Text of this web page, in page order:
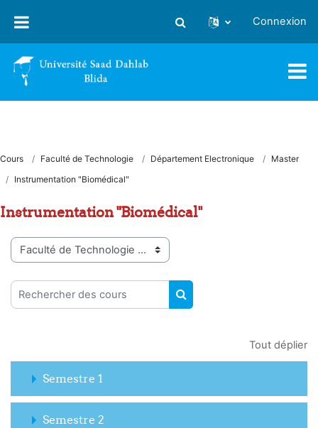
Activer/désactiver la saisie
Connexion
Cours Faculté de Technologie Département Electronique
Master
Instrumentation "Biomédical"
Instrumentation "Biomédical"
Catégories de cours
Rechercher des cours
RECHERCHER DES
Tout déplier
Semestre 1
Semestre 2